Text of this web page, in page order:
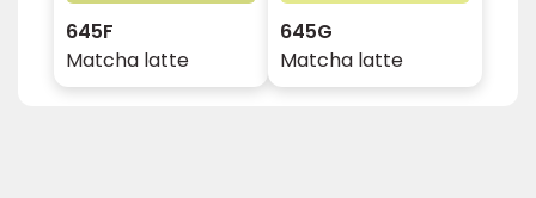
645F
Matcha latte
645G
Matcha latte